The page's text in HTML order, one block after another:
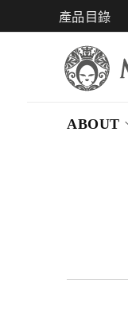
產品目錄
ABOUT